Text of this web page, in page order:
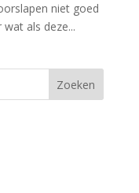
niet goed
als deze...